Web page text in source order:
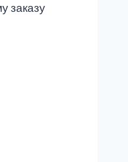
заказу